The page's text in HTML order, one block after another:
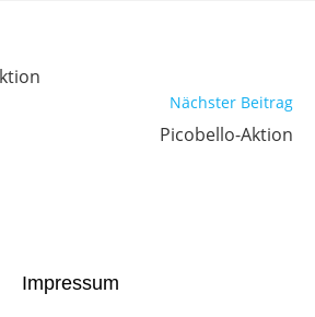
Nächster Beitrag
Picobello-Aktion
Impressum